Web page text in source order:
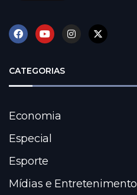
CATEGORIAS
Economia
Especial
Esporte
Mídias e Entretenimento